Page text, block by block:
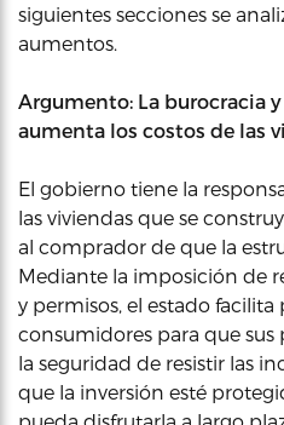
siguientes secciones se
aumentos.
Argumento: La burocracia
aumenta los costos de las
El gobierno tiene la
las viviendas que se
al comprador de que la
Mediante la imposición de
y permisos, el estado facilita
consumidores para que
la seguridad de resistir las
que la inversión esté